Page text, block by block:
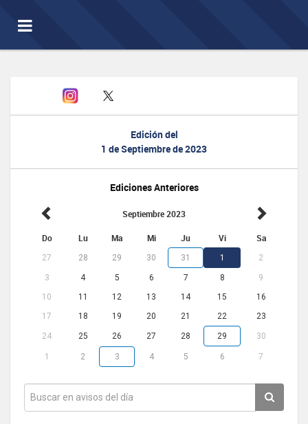
Toggle
navigation
Edición del
1 de Septiembre de 2023
Ediciones Anteriores
Septiembre 2023
Do Lu Ma Mi Ju Vi Sa
27 28 29 30 31 1 2
3 4 5 6 7 8
9
10
11 12 13 14 15
16
17
18 19 20 21 22 23
24 25 26 27 28 29 30
1 2 3 4 5 6 7